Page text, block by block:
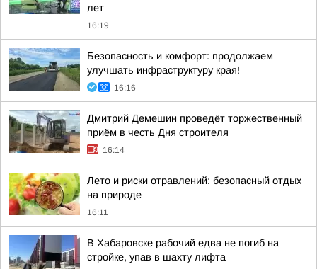
лет
16:19
Безопасность и комфорт: продолжаем
улучшать инфраструктуру края!
16:16
Дмитрий Демешин проведёт торжественный
приём в честь Дня строителя
16:14
Лето и риски отравлений: безопасный отдых
на природе
16:11
В Хабаровске рабочий едва не погиб на
стройке, упав в шахту лифта